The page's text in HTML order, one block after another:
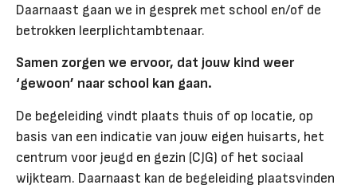
Daarnaast gaan we in gesprek met school en/of de
betrokken leerplichtambtenaar.
Samen zorgen we ervoor, dat jouw kind weer
‘gewoon’ naar school kan gaan.
De begeleiding vindt plaats thuis of op locatie, op
basis van een indicatie van jouw eigen huisarts, het
centrum voor jeugd en gezin (CJG) of het sociaal
wijkteam. Daarnaast kan de begeleiding plaatsvinden